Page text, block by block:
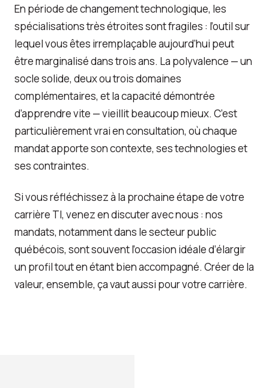
En période de changement technologique, les
spécialisations très étroites sont fragiles : l’outil sur
lequel vous êtes irremplaçable aujourd’hui peut
être marginalisé dans trois ans. La polyvalence — un
socle solide, deux ou trois domaines
complémentaires, et la capacité démontrée
d’apprendre vite — vieillit beaucoup mieux. C’est
particulièrement vrai en consultation, où chaque
mandat apporte son contexte, ses technologies et
ses contraintes.
Si vous réfléchissez à la prochaine étape de votre
carrière TI, venez en discuter avec nous : nos
mandats, notamment dans le secteur public
québécois, sont souvent l’occasion idéale d’élargir
un profil tout en étant bien accompagné. Créer de la
valeur, ensemble, ça vaut aussi pour votre carrière.